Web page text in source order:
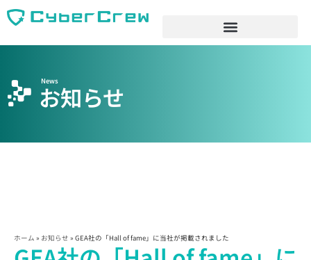
お知らせ
News
ホーム » お知らせ » GEA社の「Hall of fame」に当社が掲載されました